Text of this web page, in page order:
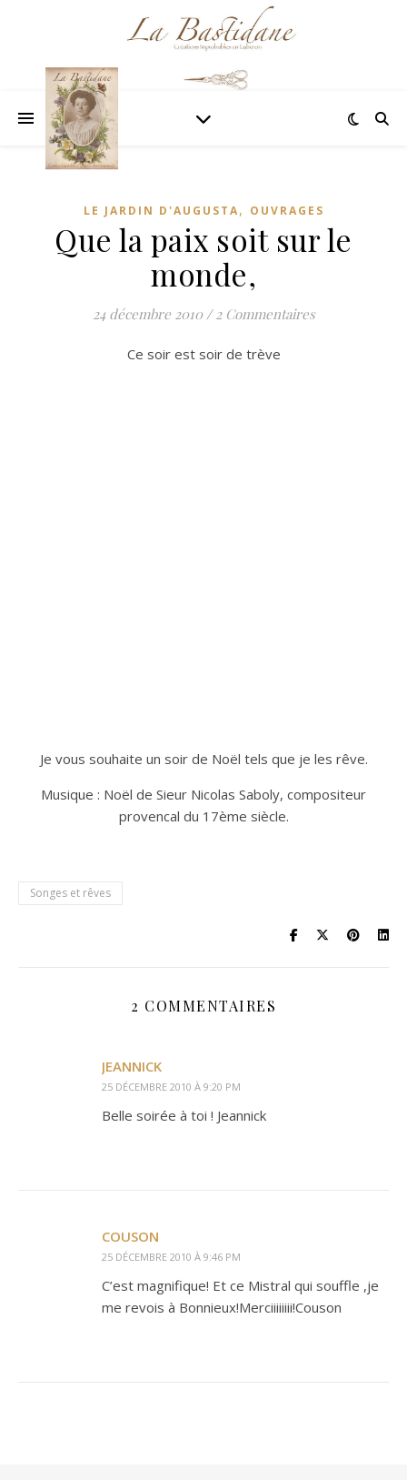
LE JARDIN D'AUGUSTA, OUVRAGES
Que la paix soit sur le
monde,
24 décembre 2010 / 2 Commentaires
Ce soir est soir de trève
Je vous souhaite un soir de Noël tels que je les rêve.
Musique : Noël de Sieur Nicolas Saboly, compositeur
provencal du 17ème siècle.
Songes et rêves
2 COMMENTAIRES
JEANNICK
25 DÉCEMBRE 2010 À 9:20 PM
Belle soirée à toi ! Jeannick
COUSON
25 DÉCEMBRE 2010 À 9:46 PM
C’est magnifique! Et ce Mistral qui souffle ,je
me revois à Bonnieux!Merciiiiiiii!Couson